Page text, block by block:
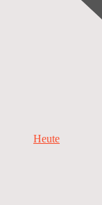
Heute